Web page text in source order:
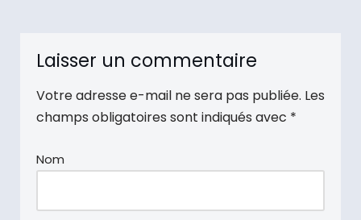
Laisser un commentaire
Votre adresse e-mail ne sera pas publiée. Les
champs obligatoires sont indiqués avec *
Nom